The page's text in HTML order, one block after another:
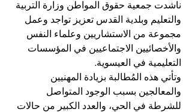
ناشدت جمعية حقوق المواطن وزارة التربية
والتعليم وبلدية القدس تعزيز تواجد وعمل
مجموعة من الاستشاريين وعلماء النفس
والأخصائيين الاجتماعيين في المؤسسات
التعليمية في العيسوية.
وتأتي هذه المُطالبة بزيادة المهنيين
والمعالجين بسبب الوجود المتواصل
للشرطة في الحي، والعدد الكبير من حالات